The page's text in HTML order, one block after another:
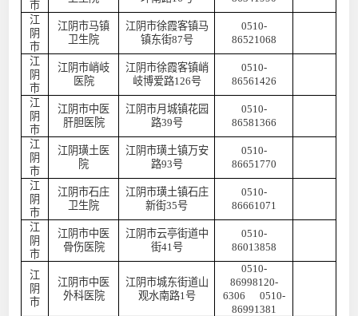
市
江
阴
市
江阴市马镇
卫生院
江阴市徐霞客镇马
镇东街87号
0510-
86521068
江
阴
市
江阴市峭岐
医院
江阴市徐霞客镇峭
岐博爱路126号
0510-
86561426
江
阴
市
江阴市中医
肝胆医院
江阴市月城镇花园
路39号
0510-
86581366
江
阴
市
江阴璜土医
院
江阴市璜土镇万安
路93号
0510-
86651770
江
阴
市
江阴市石庄
卫生院
江阴市璜土镇石庄
新街35号
0510-
86661071
江
阴
市
江阴市中医
骨伤医院
江阴市云亭街道中
街41号
0510-
86013858
江
阴
市
江阴市中医
外科医院
江阴市城东街道山
观水南路1号
0510-
86998120-
6306 0510-
86991381